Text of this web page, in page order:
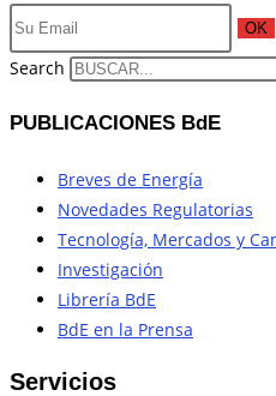
OK
Search
PUBLICACIONES BdE
Breves de Energía
Novedades Regulatorias
Tecnología, Mercados y
Investigación
Librería BdE
BdE en la Prensa
Servicios